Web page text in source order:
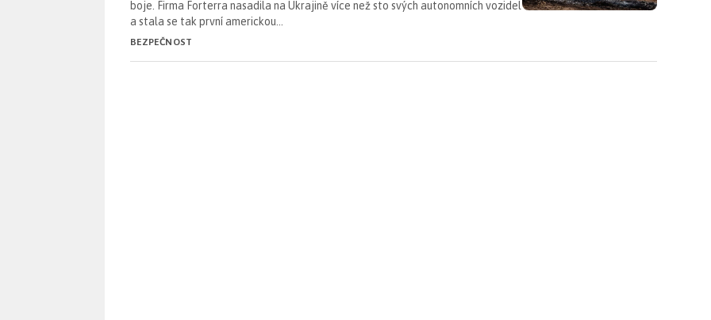
boje. Firma Forterra nasadila na Ukrajině více než sto svých autonomních vozidel
a stala se tak první americkou…
BEZPEČNOST